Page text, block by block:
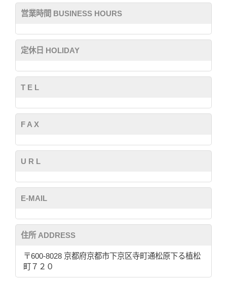
営業時間 BUSINESS HOURS
定休日 HOLIDAY
T E L
F A X
U R L
E-MAIL
住所 ADDRESS
〒600-8028 京都府京都市下京区寺町通松原下る植松
町７２０